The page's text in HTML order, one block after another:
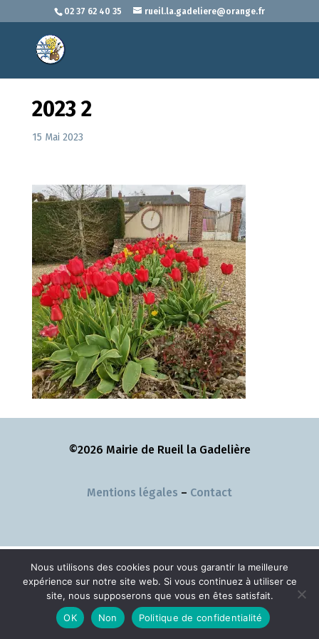
02 37 62 40 35 rueil.la.gadeliere@orange.fr
2023 2
15 Mai 2023
©2026 Mairie de Rueil la Gadelière
Mentions légales – Contact
Nous utilisons des cookies pour vous garantir la meilleure
expérience sur notre site web. Si vous continuez à utiliser ce
site, nous supposerons que vous en êtes satisfait.
OK
Non Politique de confidentialité